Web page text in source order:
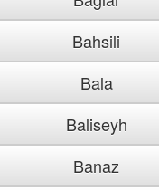
Bahsili
Bala
Baliseyh
Banaz